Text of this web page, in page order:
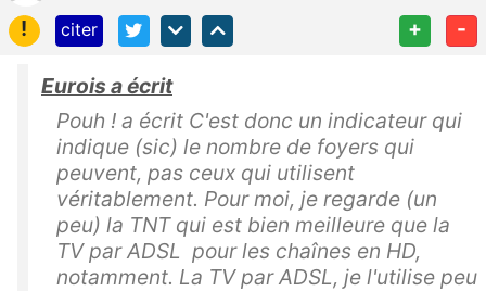
!
citer + -
Eurois a écrit
Pouh ! a écrit C'est donc un indicateur qui
indique (sic) le nombre de foyers qui
peuvent, pas ceux qui utilisent
véritablement. Pour moi, je regarde (un
peu) la TNT qui est bien meilleure que la
TV par ADSL pour les chaînes en HD,
notamment. La TV par ADSL, je l'utilise peu